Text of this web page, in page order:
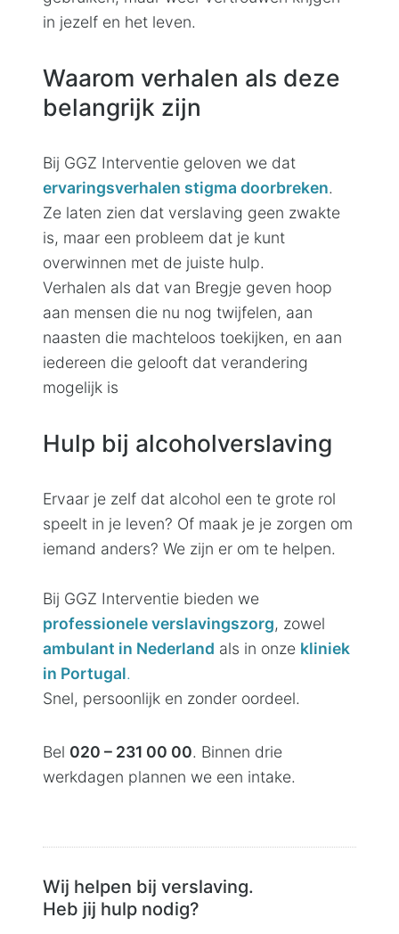
in jezelf en het leven.
Waarom verhalen als deze
belangrijk zijn
Bij GGZ Interventie geloven we dat
ervaringsverhalen stigma doorbreken.
Ze laten zien dat verslaving geen zwakte
is, maar een probleem dat je kunt
overwinnen met de juiste hulp.
Verhalen als dat van Bregje geven hoop
aan mensen die nu nog twijfelen, aan
naasten die machteloos toekijken, en aan
iedereen die gelooft dat verandering
mogelijk is
Hulp bij alcoholverslaving
Ervaar je zelf dat alcohol een te grote rol
speelt in je leven? Of maak je je zorgen om
iemand anders? We zijn er om te helpen.
Bij GGZ Interventie bieden we
professionele verslavingszorg, zowel
ambulant in Nederland als in onze kliniek
in Portugal.
Snel, persoonlijk en zonder oordeel.
Bel 020 – 231 00 00. Binnen drie
werkdagen plannen we een intake.
Wij helpen bij verslaving.
Heb jij hulp nodig?